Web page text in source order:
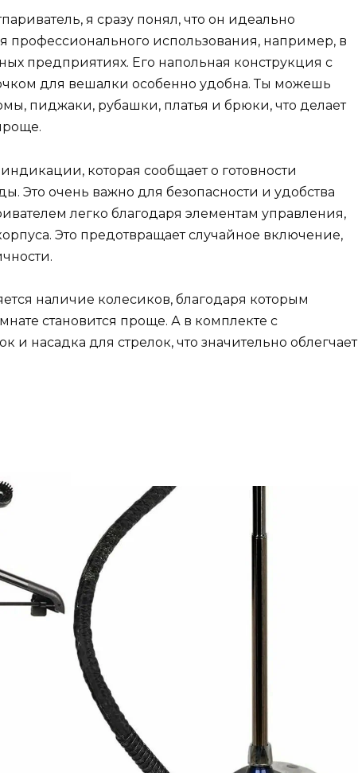
я сразу понял, что он идеально
профессионального использования, например, в
предприятиях. Его напольная конструкция с
для вешалки особенно удобна. Ты можешь
пиджаки, рубашки, платья и брюки, что делает
которая сообщает о готовности
Это очень важно для безопасности и удобства
легко благодаря элементам управления,
Это предотвращает случайное включение,
наличие колесиков, благодаря которым
становится проще. А в комплекте с
и насадка для стрелок, что значительно облегчает